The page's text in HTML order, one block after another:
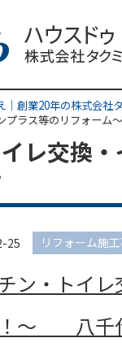
｜創業20年の株式会
プラス等のリフォーム
レ交換
25 リフォーム施
ン・トイ
！～ 八千